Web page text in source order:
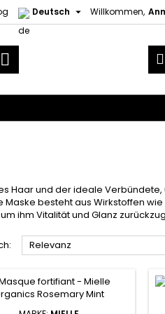
Willkommen,
Deutsch 
und der ideale Verbündete,
besteht aus Wirkstoffen wie
ihm Vitalität und Glanz
Relevanz